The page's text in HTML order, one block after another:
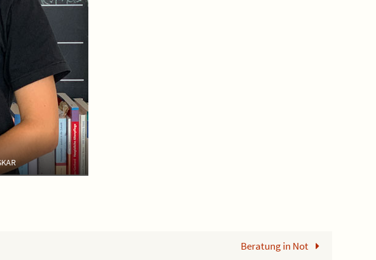
Beratung in Not